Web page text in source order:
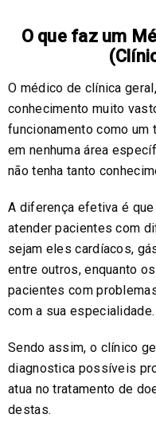
O que faz um
O médico de clínica
conhecimento muito
funcionamento como
em nenhuma área
não tenha tanto
A diferença efetiva é
atender pacientes com
sejam eles cardíacos,
entre outros, enquanto
pacientes com
com a sua especialidade.
Sendo assim, o clínico
diagnostica possíveis
atua no tratamento de
destas.